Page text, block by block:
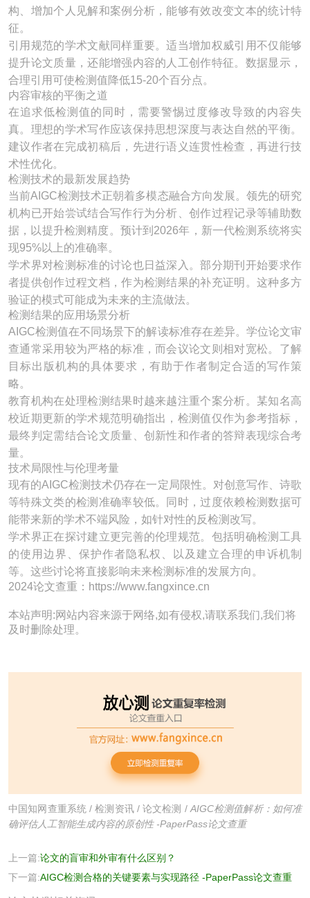
构、增加个人见解和案例分析，能够有效改变文本的统计特
征。
引用规范的学术文献同样重要。适当增加权威引用不仅能够
提升论文质量，还能增强内容的人工创作特征。数据显示，
合理引用可使检测值降低15-20个百分点。
内容审核的平衡之道
在追求低检测值的同时，需要警惕过度修改导致的内容失
真。理想的学术写作应该保持思想深度与表达自然的平衡。
建议作者在完成初稿后，先进行语义连贯性检查，再进行技
术性优化。
检测技术的最新发展趋势
当前AIGC检测技术正朝着多模态融合方向发展。领先的研究
机构已开始尝试结合写作行为分析、创作过程记录等辅助数
据，以提升检测精度。预计到2026年，新一代检测系统将实
现95%以上的准确率。
学术界对检测标准的讨论也日益深入。部分期刊开始要求作
者提供创作过程文档，作为检测结果的补充证明。这种多方
验证的模式可能成为未来的主流做法。
检测结果的应用场景分析
AIGC检测值在不同场景下的解读标准存在差异。学位论文审
查通常采用较为严格的标准，而会议论文则相对宽松。了解
目标出版机构的具体要求，有助于作者制定合适的写作策
略。
教育机构在处理检测结果时越来越注重个案分析。某知名高
校近期更新的学术规范明确指出，检测值仅作为参考指标，
最终判定需结合论文质量、创新性和作者的答辩表现综合考
量。
技术局限性与伦理考量
现有的AIGC检测技术仍存在一定局限性。对创意写作、诗歌
等特殊文类的检测准确率较低。同时，过度依赖检测数据可
能带来新的学术不端风险，如针对性的反检测改写。
学术界正在探讨建立更完善的伦理规范。包括明确检测工具
的使用边界、保护作者隐私权、以及建立合理的申诉机制
等。这些讨论将直接影响未来检测标准的发展方向。
2024论文查重：https://www.fangxince.cn
本站声明:网站内容来源于网络,如有侵权,请联系我们,我们将
及时删除处理。
中国知网查重系统 /检测资讯/论文检测 /AIGC检测值解析：如何准
确评估人工智能生成内容的原创性 -PaperPass论文查重
上一篇:论文的盲审和外审有什么区别？
下一篇:AIGC检测合格的关键要素与实现路径 -PaperPass论文查重